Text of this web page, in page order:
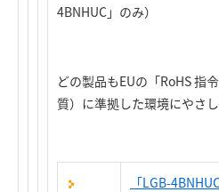
4BNHUC」のみ）
どの製品もEUの「RoHS 指
質）に準拠した環境にやさし
「LGB-